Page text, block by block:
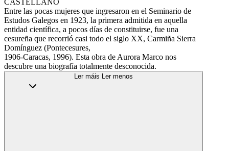
CASTELLANO
Entre las pocas mujeres que ingresaron en el Seminario de
Estudos Galegos en 1923, la primera admitida en aquella
entidad científica, a pocos días de constituirse, fue una
cesureña que recorrió casi todo el siglo XX, Carmiña Sierra
Domínguez (Pontecesures,
1906-Caracas, 1996). Esta obra de Aurora Marco nos
descubre una biografía totalmente desconocida.
Ler máis Ler menos